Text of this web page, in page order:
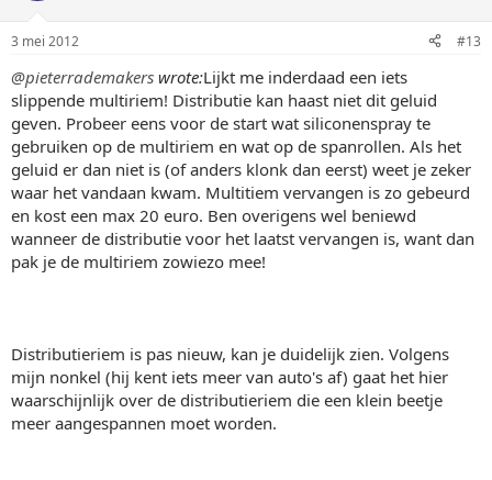
3 mei 2012 #13
@pieterrademakers wrote:Lijkt me inderdaad een iets
slippende multiriem! Distributie kan haast niet dit geluid
geven. Probeer eens voor de start wat siliconenspray te
gebruiken op de multiriem en wat op de spanrollen. Als het
geluid er dan niet is (of anders klonk dan eerst) weet je zeker
waar het vandaan kwam. Multitiem vervangen is zo gebeurd
en kost een max 20 euro. Ben overigens wel beniewd
wanneer de distributie voor het laatst vervangen is, want dan
pak je de multiriem zowiezo mee!
Distributieriem is pas nieuw, kan je duidelijk zien. Volgens
mijn nonkel (hij kent iets meer van auto's af) gaat het hier
waarschijnlijk over de distributieriem die een klein beetje
meer aangespannen moet worden.